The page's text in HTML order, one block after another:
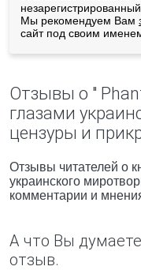
Мы рекомендуем Вам
сайт под своим
Отзывы о "
глазами
цензуры и
Отзывы читателей о
украинского
комментарии и
А что Вы
отзыв.